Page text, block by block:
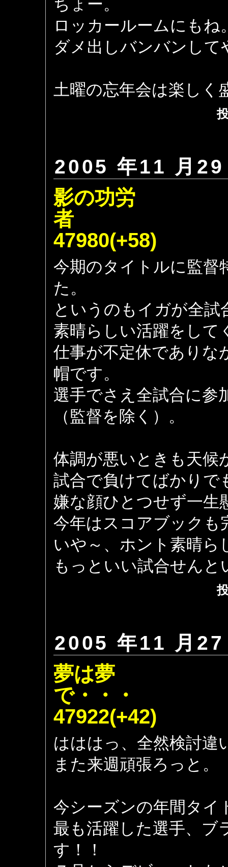
ちょー。
ロッカールームにもね
ダメ出しバンバンして
土曜の忘年会は楽しく
2005 年11 月
影の功労
47980(+58)
今期のタイトルに監督
た。
というのもイガが全試
素晴らしい活躍をして
仕事が不定休でありな
帽です。
選手でさえ全試合に参
（監督を除く）。
体調が悪いときも天候
試合で負けてばかりで
嫌な顔ひとつせず一生
今年はスコアブックも
いや～、ホント素晴ら
もっといい試合せん
2005 年11 月
夢は夢
で
47922(+42)
はははっ、全然検討違
また来週頑張ろっと。
今シーズンの年間タイ
最も活躍した選手、ブ
す！！